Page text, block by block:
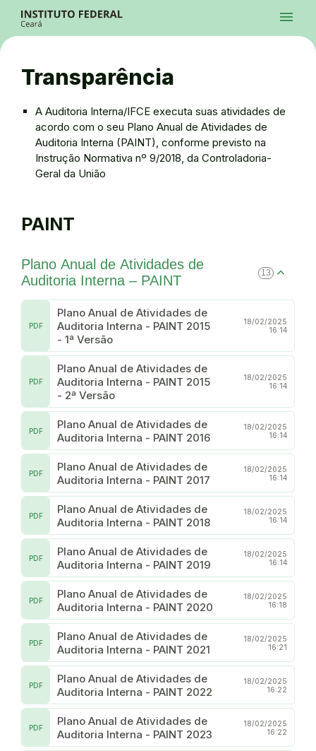
Ir para a busca
Ir para o menu principal
Ir para o conteúdo
Alto Contraste
Login da Área Administrativa
menu
InstagramTwitter/XFacebook
Transparência
A Auditoria Interna/IFCE executa suas atividades de
acordo com o seu Plano Anual de Atividades de
Auditoria Interna (PAINT), conforme previsto na
Instrução Normativa nº 9/2018, da Controladoria-
Geral da União
PAINT
Plano Anual de Atividades de
Auditoria Interna – PAINT
13
Plano Anual de Atividades de
Auditoria Interna - PAINT 2015
- 1ª Versão
PDF
18/02/2025
16:14
Plano Anual de Atividades de
Auditoria Interna - PAINT 2015
- 2ª Versão
PDF
18/02/2025
16:14
Plano Anual de Atividades de
Auditoria Interna - PAINT 2016
PDF
18/02/2025
16:14
Plano Anual de Atividades de
Auditoria Interna - PAINT 2017
PDF
18/02/2025
16:14
Plano Anual de Atividades de
Auditoria Interna - PAINT 2018
PDF
18/02/2025
16:14
Plano Anual de Atividades de
Auditoria Interna - PAINT 2019
PDF
18/02/2025
16:14
Plano Anual de Atividades de
Auditoria Interna - PAINT 2020
PDF
18/02/2025
16:18
Plano Anual de Atividades de
Auditoria Interna - PAINT 2021
PDF
18/02/2025
16:21
Plano Anual de Atividades de
Auditoria Interna - PAINT 2022
PDF
18/02/2025
16:22
Plano Anual de Atividades de
Auditoria Interna - PAINT 2023
PDF
18/02/2025
16:22